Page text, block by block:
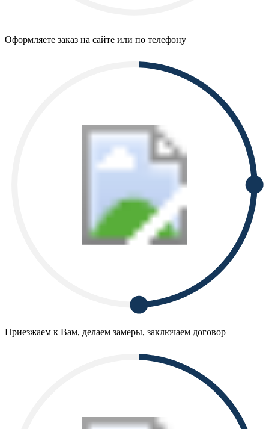
Оформляете заказ на сайте или по телефону
Приезжаем к Вам, делаем замеры, заключаем договор